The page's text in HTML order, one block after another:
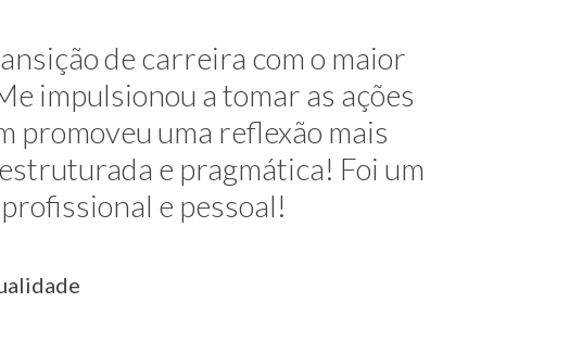
de carreira com o maior
impulsionou a tomar as ações
promoveu uma reflexão mais
e pragmática! Foi um
e pessoal!
ela me mostrou alternativas na
sútil e elegante. Hoje exerço
agradecimentos!
do Trabalho